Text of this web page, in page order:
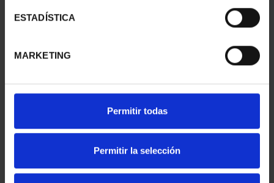
ESTADÍSTICA
MARKETING
Permitir todas
Permitir la selección
2.128,00 € 978,00 €